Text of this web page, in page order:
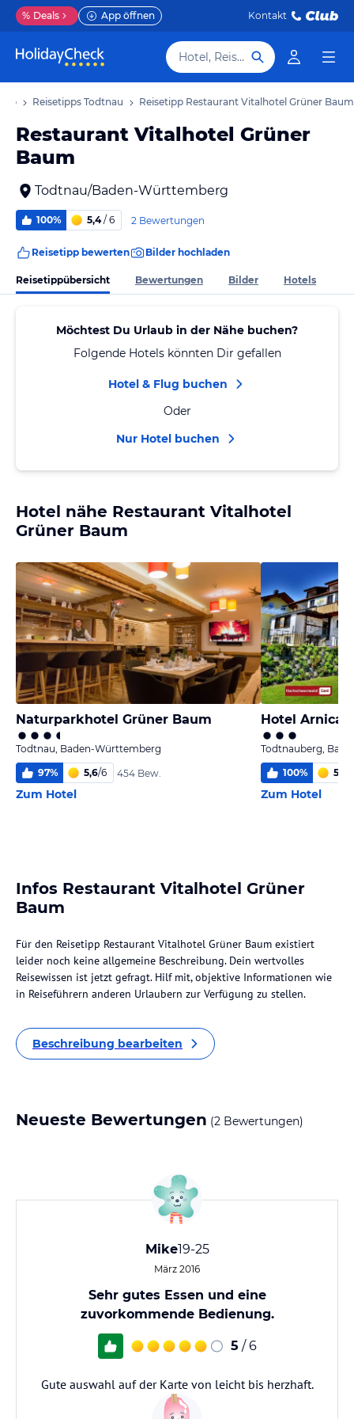
% Deals App öffnen Kontakt
Hotel, Reiseziel
Reisetipps Todtnau Reisetipp Restaurant Vitalhotel Grüner Baum
Restaurant Vitalhotel Grüner
Baum
Todtnau/Baden-Württemberg
100% 5,4/ 6 2 Bewertungen
Reisetipp bewerten Bilder hochladen
Reisetippübersicht Bewertungen Bilder Hotels
Möchtest Du Urlaub in der Nähe buchen?
Folgende Hotels könnten Dir gefallen
Hotel & Flug buchen
Oder
Nur Hotel buchen
Hotel nähe Restaurant Vitalhotel
Grüner Baum
Naturparkhotel Grüner Baum
Todtnau, Baden-Württemberg
97% 5,6/6 454 Bew.
Zum Hotel
Hotel Arnica
Todtnauberg,
100% 5,9
Zum Hotel
Infos Restaurant Vitalhotel Grüner
Baum
Für den Reisetipp Restaurant Vitalhotel Grüner Baum existiert
leider noch keine allgemeine Beschreibung. Dein wertvolles
Reisewissen ist jetzt gefragt. Hilf mit, objektive Informationen wie
in Reiseführern anderen Urlaubern zur Verfügung zu stellen.
Beschreibung bearbeiten
Neueste Bewertungen (2 Bewertungen)
Mike19-25
März 2016
Sehr gutes Essen und eine
zuvorkommende Bedienung.
5 / 6
Gute auswahl auf der Karte von leicht bis herzhaft.